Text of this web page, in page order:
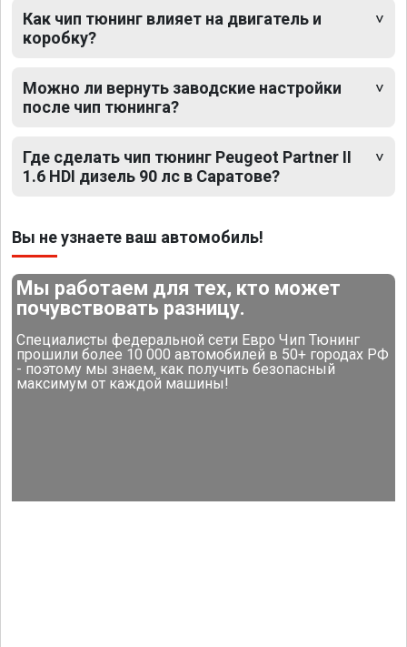
Как чип тюнинг влияет на двигатель и
коробку?
Можно ли вернуть заводские настройки
после чип тюнинга?
Где сделать чип тюнинг Peugeot Partner II
1.6 HDI дизель 90 лс в Саратове?
Вы не узнаете ваш автомобиль!
Мы работаем для тех, кто может
почувствовать разницу.
Специалисты федеральной сети Евро Чип Тюнинг
прошили более 10 000 автомобилей в 50+ городах РФ
- поэтому мы знаем, как получить безопасный
максимум от каждой машины!